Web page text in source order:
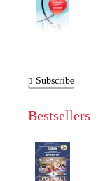
Subscribe
Bestsellers